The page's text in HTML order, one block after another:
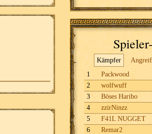
Kämpfer
1
Packwood
2
wolfwuff
3
Böses Haribo
4
zzirNinzz
5
F41L NUGGET
6
Remar2